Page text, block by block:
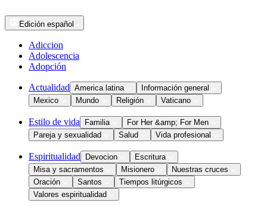
Edición español
Adiccion
Adolescencia
Adopción
Actualidad America latina
Información general
Mexico
Mundo Religión Vaticano
Estilo de vida Familia
For Her &amp; For Men
Pareja y sexualidad
Salud Vida profesional
Espiritualidad Devocion
Escritura
Misa y sacramentos
Misionero
Nuestras cruces
Oración
Santos
Tiempos litúrgicos
Valores espiritualidad